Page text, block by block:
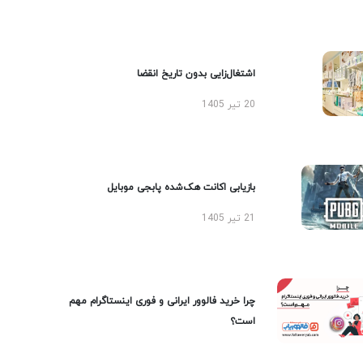
اشتغال‌زایی بدون تاریخ انقضا
20 تیر 1405
بازیابی اکانت هک‌شده پابجی موبایل
چرا خرید فالوور ایرانی و فوری اینستاگرام مهم
است؟